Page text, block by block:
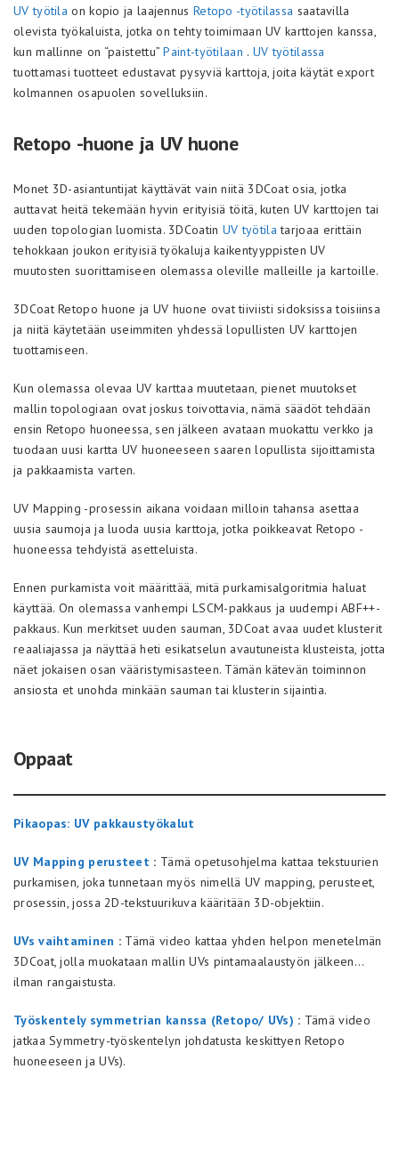
UV työtila on kopio ja laajennus Retopo -työtilassa saatavilla
olevista työkaluista, jotka on tehty toimimaan UV karttojen kanssa,
kun mallinne on “paistettu”Paint-työtilaan . UV työtilassa
tuottamasi tuotteet edustavat pysyviä karttoja, joita käytät export
kolmannen osapuolen sovelluksiin.
Retopo -huone ja UV huone
Monet 3D-asiantuntijat käyttävät vain niitä 3DCoat osia, jotka
auttavat heitä tekemään hyvin erityisiä töitä, kuten UV karttojen tai
uuden topologian luomista. 3DCoatin UV työtila tarjoaa erittäin
tehokkaan joukon erityisiä työkaluja kaikentyyppisten UV
muutosten suorittamiseen olemassa oleville malleille ja kartoille.
3DCoat Retopo huone ja UV huone ovat tiiviisti sidoksissa toisiinsa
ja niitä käytetään useimmiten yhdessä lopullisten UV karttojen
tuottamiseen.
Kun olemassa olevaa UV karttaa muutetaan, pienet muutokset
mallin topologiaan ovat joskus toivottavia, nämä säädöt tehdään
ensin Retopo huoneessa, sen jälkeen avataan muokattu verkko ja
tuodaan uusi kartta UV huoneeseen saaren lopullista sijoittamista
ja pakkaamista varten.
UV Mapping -prosessin aikana voidaan milloin tahansa asettaa
uusia saumoja ja luoda uusia karttoja, jotka poikkeavat Retopo -
huoneessa tehdyistä asetteluista.
Ennen purkamista voit määrittää, mitä purkamisalgoritmia haluat
käyttää. On olemassa vanhempi LSCM-pakkaus ja uudempi ABF++-
pakkaus. Kun merkitset uuden sauman, 3DCoat avaa uudet klusterit
reaaliajassa ja näyttää heti esikatselun avautuneista klusteista, jotta
näet jokaisen osan vääristymisasteen. Tämän kätevän toiminnon
ansiosta et unohda minkään sauman tai klusterin sijaintia.
Oppaat
Pikaopas: UV pakkaustyökalut
UV Mapping perusteet : Tämä opetusohjelma kattaa tekstuurien
purkamisen, joka tunnetaan myös nimellä UV mapping, perusteet,
prosessin, jossa 2D-tekstuurikuva kääritään 3D-objektiin.
UVs vaihtaminen : Tämä video kattaa yhden helpon menetelmän
3DCoat, jolla muokataan mallin UVs pintamaalaustyön jälkeen…
ilman rangaistusta.
Työskentely symmetrian kanssa (Retopo/ UVs) : Tämä video
jatkaa Symmetry-työskentelyn johdatusta keskittyen Retopo
huoneeseen ja UVs).